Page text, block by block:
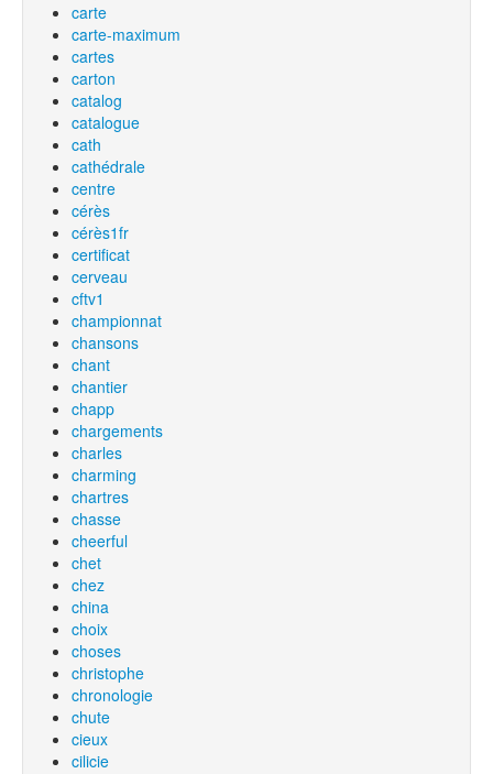
carte
carte-maximum
cartes
carton
catalog
catalogue
cath
cathédrale
centre
cérès
cérès1fr
certificat
cerveau
cftv1
championnat
chansons
chant
chantier
chapp
chargements
charles
charming
chartres
chasse
cheerful
chet
chez
china
choix
choses
christophe
chronologie
chute
cieux
cilicie